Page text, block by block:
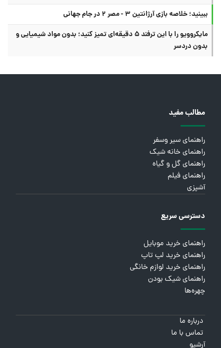
ببینید؛ خلاصه بازی آرژانتین ۳ - مصر ۲ در جام جهانی
مایکروویو را با این ترفند ۵ دقیقه‌ای تمیز کنید؛ بدون مواد شیمیایی و
بدون دردسر
مطالب مفید
راهنمای سیر وسفر
راهنمای خانه شیک
راهنمای گل و گیاه
راهنمای فیلم
آشپزی
دسترسی سریع
راهنمای خرید موبایل
راهنمای خرید لپ تاپ
راهنمای خرید لوازم خانگی
راهنمای شیک بودن
چهره‌ها
درباره ما
تماس با ما
آرشیو